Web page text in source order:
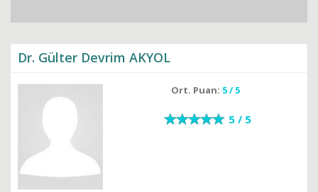
Dr. Gülter Devrim AKYOL
Ort. Puan: 5 / 5
5 / 5